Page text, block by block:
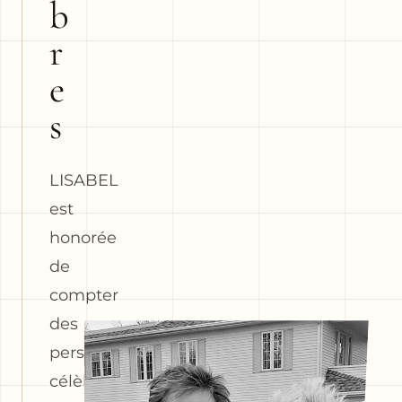
b
r
e
s
LISABEL
est
honorée
de
compter
des
personnalités
célèbres